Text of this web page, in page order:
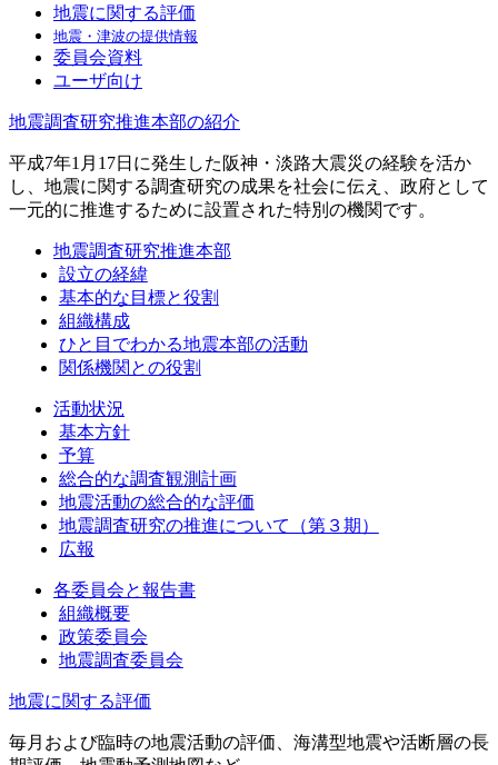
地震に関する評価
地震・津波の提供情報
委員会資料
ユーザ向け
地震調査研究推進本部の紹介
平成7年1月17日に発生した阪神・淡路大震災の経験を活か
し、地震に関する調査研究の成果を社会に伝え、政府として
一元的に推進するために設置された特別の機関です。
地震調査研究推進本部
設立の経緯
基本的な目標と役割
組織構成
ひと目でわかる地震本部の活動
関係機関との役割
活動状況
基本方針
予算
総合的な調査観測計画
地震活動の総合的な評価
地震調査研究の推進について（第３期）
広報
各委員会と報告書
組織概要
政策委員会
地震調査委員会
地震に関する評価
毎月および臨時の地震活動の評価、海溝型地震や活断層の長